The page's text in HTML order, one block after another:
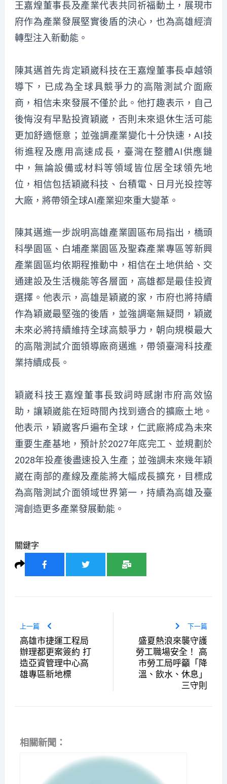
王嘉煌董事長及產業代表共同祈福動土，展現市
府作為產業發展堅實後盾的決心，也為高雄經濟
轉型注入新動能。
陳其邁首先肯定穎崴科技在王嘉煌董事長卓越領
導下，已成為全球具競爭力的高階測試介面廠
商，相信未來發展不僅於此。他打趣表示，自己
後悔沒有早點投資穎崴，否則未來退休生活可能
更加舒適愜意；並強調產業變化十分快速，AI技
術進程及應用高速成長，臺灣在整體AI供應鏈
中，無論設備或材料等領域皆位居全球領先地
位，相信包括穎崴科技、台積電、日月光投控等
大廠，將帶領全球AI產業迎來重大變革。
陳其邁進一步說明高雄產業園區布局指出，橋頭
科學園區、白埔產業園區及聖森產業專區等新興
產業園區均依期程推動中，相信在土地供給、交
通建設及生活機能等各層面，高雄都是最佳投資
選擇。他表示，高雄是穎崴的家，市府也將持續
作為穎崴最堅強的後盾，並強調毫無疑問，穎崴
未來必將持續維持全球高競爭力，朝向規模最大
的高階測試介面領導廠商邁進，帶領臺灣科技產
業持續成長。
穎崴科技王嘉煌董事長致詞時感謝市府高效協
助，讓穎崴能在短時間內找到適合的擴廠土地。
他表示，穎崴客戶遍布全球，仁武廠將成為未來
重要生產基地，預計於2027年底完工、並規劃於
2028年投產後盡速投入生產；並強調未來幾年穎
崴在南部的產線及產能將大幅成長擴充，目標成
為高階測試介面領域世界第一，持續為高雄及臺
灣創造更多產業發展動能。
關鍵字
上一篇
高雄市捷運工程局
辦理都更案簽約 打
造亞資管理中心高
雄專區新地標
下一篇
盛夏熱浪來襲守護
勞工職場安全！ 高
市勞工局呼籲「降
溫、飲水、休息」
三守則
相關新聞：